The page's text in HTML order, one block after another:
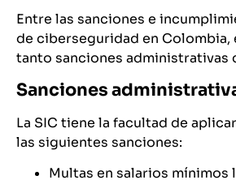
Entre las sanciones e
de ciberseguridad en Colombia,
tanto sanciones administrativas
Sanciones
La SIC tiene la facultad de
las siguientes sanciones:
Multas en salarios mínimos